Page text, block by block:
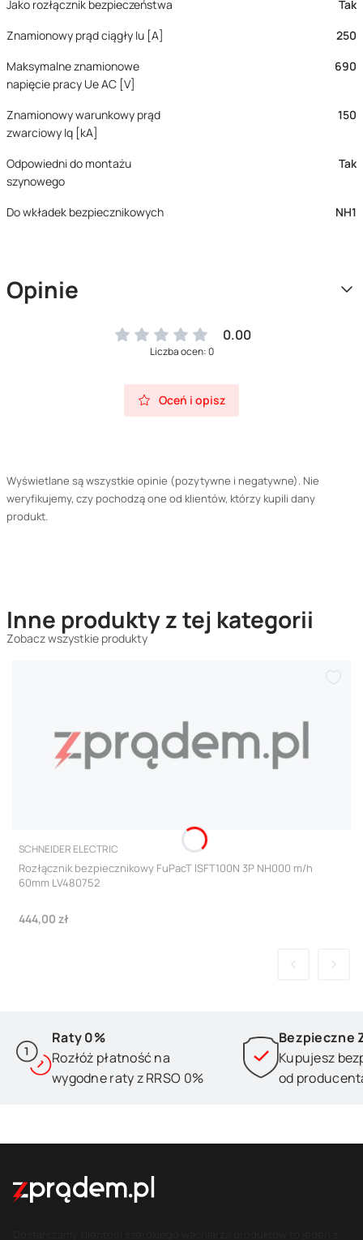
Jako rozłącznik bezpieczeństwa
Tak
Znamionowy prąd ciągły Iu [A]
250
Maksymalne znamionowe
napięcie pracy Ue AC [V]
690
Znamionowy warunkowy prąd
zwarciowy Iq [kA]
150
Odpowiedni do montażu
szynowego
Tak
Do wkładek bezpiecznikowych NH1
Opinie
0.00
Liczba ocen: 0
Oceń i opisz
Wyświetlane są wszystkie opinie (pozytywne i negatywne). Nie
weryfikujemy, czy pochodzą one od klientów, którzy kupili dany
produkt.
Inne produkty z tej kategorii
Zobacz wszystkie produkty
PRODUCENT
SCHNEIDER ELECTRIC
Rozłącznik bezpiecznikowy FuPacT ISFT100N 3P NH000 m/h
60mm LV480752
Cena
444,00 zł
Raty 0%
Rozłóż płatność na
wygodne raty z RRSO 0%
Bezpieczne
Kupujesz
od